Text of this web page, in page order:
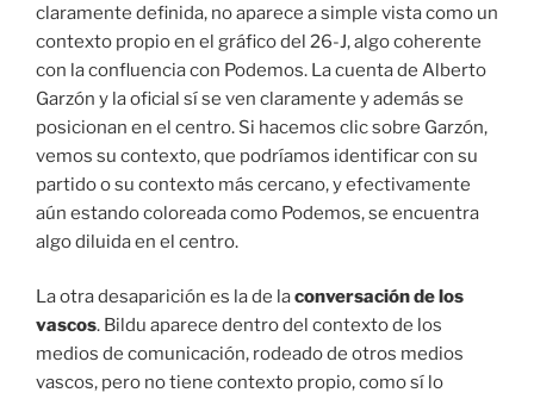
claramente definida, no aparece a simple vista como un
contexto propio en el gráfico del 26-J, algo coherente
con la confluencia con Podemos. La cuenta de Alberto
Garzón y la oficial sí se ven claramente y además se
posicionan en el centro. Si hacemos clic sobre Garzón,
vemos su contexto, que podríamos identificar con su
partido o su contexto más cercano, y efectivamente
aún estando coloreada como Podemos, se encuentra
algo diluida en el centro.
La otra desaparición es la de laconversación de los
vascos. Bildu aparece dentro del contexto de los
medios de comunicación, rodeado de otros medios
vascos, pero no tiene contexto propio, como sí lo